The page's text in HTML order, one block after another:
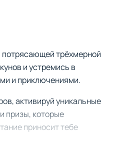
трёхмерной
и устремись в
и приключениями.
активируй уникальные
призы, которые
приносит тебе